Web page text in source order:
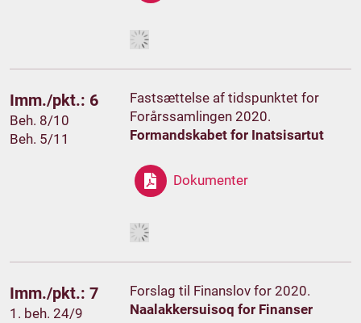
Imm./pkt.: 6
Beh. 8/10
Beh. 5/11
Fastsættelse af tidspunktet for
Forårssamlingen 2020.
Formandskabet for Inatsisartut
Dokumenter
Imm./pkt.: 7
1. beh. 24/9
Forslag til Finanslov for 2020.
Naalakkersuisoq for Finanser